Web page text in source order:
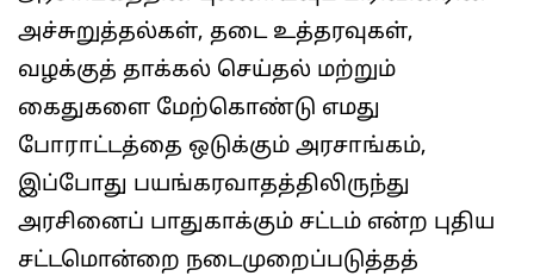
அச்சுறுத்தல்கள், தடை உத்தரவுகள்,
வழக்குத் தாக்கல் செய்தல் மற்றும்
கைதுகளை மேற்கொண்டு எமது
போராட்டத்தை ஒடுக்கும் அரசாங்கம்,
இப்போது பயங்கரவாதத்திலிருந்து
அரசினைப் பாதுகாக்கும் சட்டம் என்ற புதிய
சட்டமொன்றை நடைமுறைப்படுத்தத்